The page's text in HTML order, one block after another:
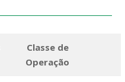
Classe de
Operação